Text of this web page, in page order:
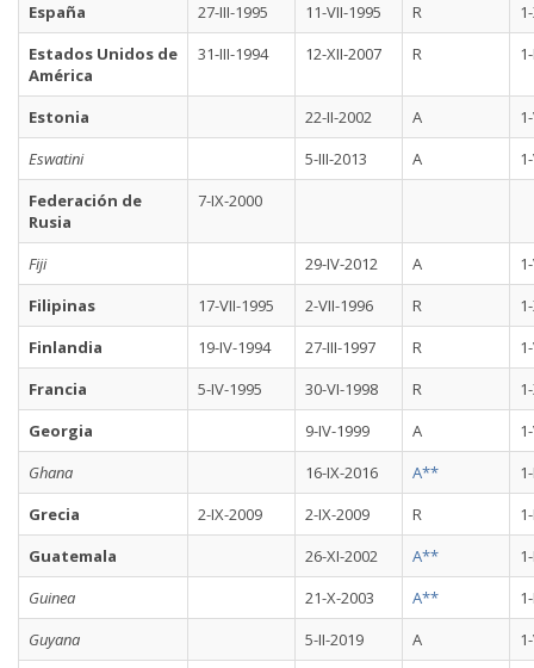
España
27-III-1995 11-VII-1995 R
Estados Unidos de
América
31-III-1994 12-XII-2007 R
Estonia 22-II-2002 A
Eswatini
5-III-2013 A
Federación de
Rusia
7-IX-2000
Fiji 29-IV-2012 A
Filipinas
17-VII-1995 2-VII-1996 R
Finlandia
19-IV-1994 27-III-1997 R
Francia
5-IV-1995 30-VI-1998 R
Georgia
9-IV-1999 A
Ghana
16-IX-2016 A**
Grecia
2-IX-2009 2-IX-2009 R
Guatemala
26-XI-2002 A**
Guinea
21-X-2003 A**
Guyana
5-II-2019 A